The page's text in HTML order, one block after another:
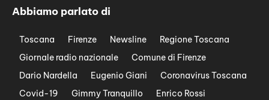
Abbiamo parlato di
Toscana Firenze Newsline
Regione Toscana
Giornale radio nazionale
Comune di Firenze
Dario Nardella
Eugenio Giani
Coronavirus Toscana
Covid-19
Gimmy Tranquillo
Enrico Rossi